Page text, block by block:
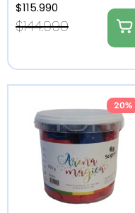
$144.990
$115.990
20%